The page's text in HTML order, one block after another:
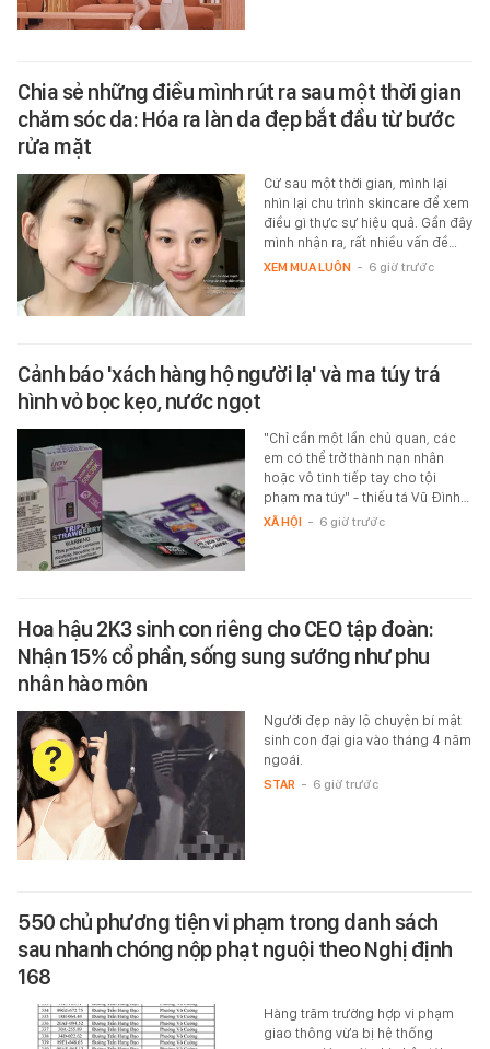
Chia sẻ những điều mình rút ra sau một thời gian
chăm sóc da: Hóa ra làn da đẹp bắt đầu từ bước
rửa mặt
Cứ sau một thời gian, mình lại
nhìn lại chu trình skincare để xem
điều gì thực sự hiệu quả. Gần đây
mình nhận ra, rất nhiều vấn đề…
XEM MUA LUÔN - 6 giờ trước
Cảnh báo 'xách hàng hộ người lạ' và ma túy trá
hình vỏ bọc kẹo, nước ngọt
"Chỉ cần một lần chủ quan, các
em có thể trở thành nạn nhân
hoặc vô tình tiếp tay cho tội
phạm ma túy" - thiếu tá Vũ Đình…
XÃ HỘI - 6 giờ trước
Hoa hậu 2K3 sinh con riêng cho CEO tập đoàn:
Nhận 15% cổ phần, sống sung sướng như phu
nhân hào môn
Người đẹp này lộ chuyện bí mật
sinh con đại gia vào tháng 4 năm
ngoái.
STAR - 6 giờ trước
550 chủ phương tiện vi phạm trong danh sách
sau nhanh chóng nộp phạt nguội theo Nghị định
168
Hàng trăm trường hợp vi phạm
giao thông vừa bị hệ thống